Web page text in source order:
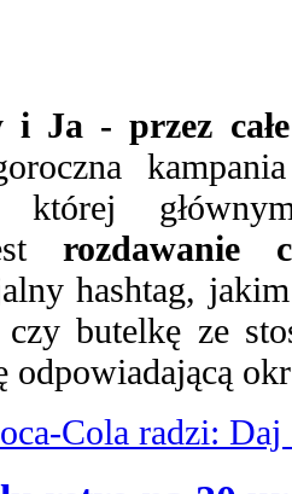
i Ja - przez
rozdawanie
hashtag,
butelkę ze
odpowiadającą
Cola radzi: Daj